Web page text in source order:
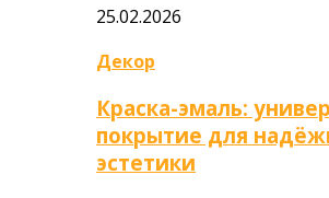
25.02.2026
Декор
Краска-эмаль:
покрытие для
эстетики